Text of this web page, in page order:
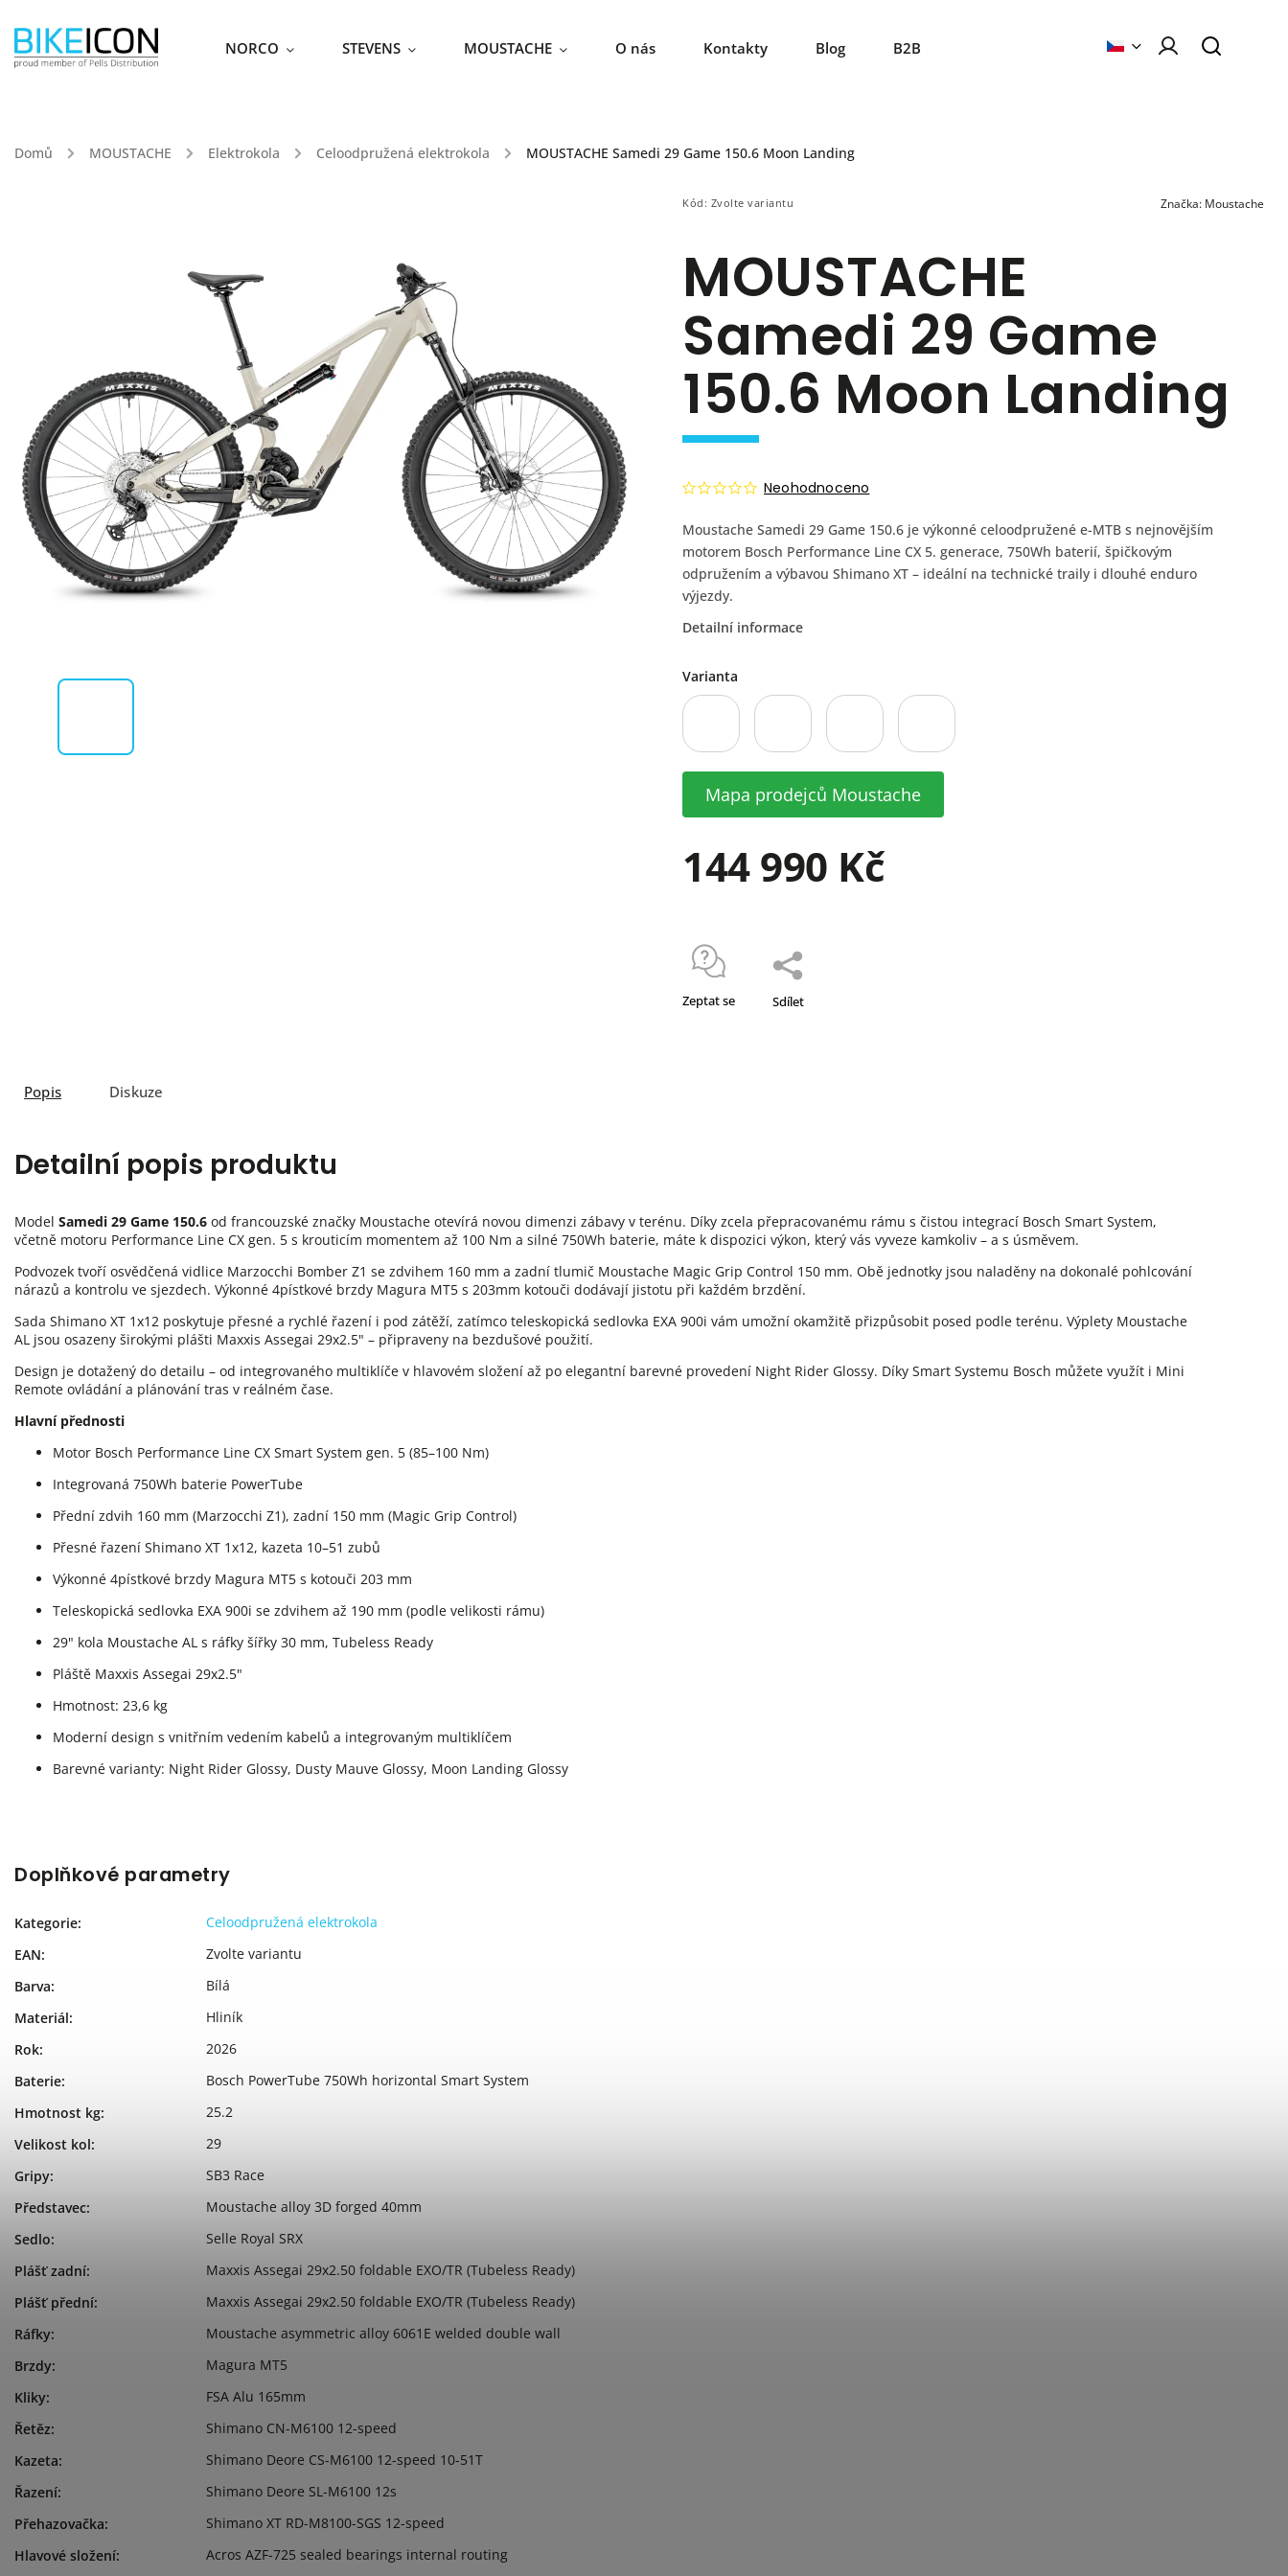
NORCO STEVENS MOUSTACHE O nás Kontakty Blog B2B
Domů / MOUSTACHE / Elektrokola / Celoodpružená elektrokola / MOUSTACHE Samedi 29 Game 150.6 Moon Landing
MOUSTACHE
Samedi 29 Game
150.6 Moon Landing
Kód: Zvolte variantu
Neohodnoceno
Moustache Samedi 29 Game 150.6 je výkonné celoodpružené e-MTB s nejnovějším
motorem Bosch Performance Line CX 5. generace, 750Wh baterií, špičkovým
odpružením a výbavou Shimano XT – ideální na technické traily i dlouhé enduro
výjezdy.
Detailní informace
Značka: Moustache
Varianta
Mapa prodejců Moustache
144 990 Kč
Zeptat se Sdílet
Popis Diskuze
Detailní popis produktu
Model Samedi 29 Game 150.6 od francouzské značky Moustache otevírá novou dimenzi zábavy v terénu. Díky zcela přepracovanému rámu s čistou integrací Bosch Smart System,
včetně motoru Performance Line CX gen. 5 s krouticím momentem až 100 Nm a silné 750Wh baterie, máte k dispozici výkon, který vás vyveze kamkoliv – a s úsměvem.
Podvozek tvoří osvědčená vidlice Marzocchi Bomber Z1 se zdvihem 160 mm a zadní tlumič Moustache Magic Grip Control 150 mm. Obě jednotky jsou naladěny na dokonalé pohlcování
nárazů a kontrolu ve sjezdech. Výkonné 4pístkové brzdy Magura MT5 s 203mm kotouči dodávají jistotu při každém brzdění.
Sada Shimano XT 1x12 poskytuje přesné a rychlé řazení i pod zátěží, zatímco teleskopická sedlovka EXA 900i vám umožní okamžitě přizpůsobit posed podle terénu. Výplety Moustache
AL jsou osazeny širokými plášti Maxxis Assegai 29x2.5" – připraveny na bezdušové použití.
Design je dotažený do detailu – od integrovaného multiklíče v hlavovém složení až po elegantní barevné provedení Night Rider Glossy. Díky Smart Systemu Bosch můžete využít i Mini
Remote ovládání a plánování tras v reálném čase.
Hlavní přednosti
Motor Bosch Performance Line CX Smart System gen. 5 (85–100 Nm)
Integrovaná 750Wh baterie PowerTube
Přední zdvih 160 mm (Marzocchi Z1), zadní 150 mm (Magic Grip Control)
Přesné řazení Shimano XT 1x12, kazeta 10–51 zubů
Výkonné 4pístkové brzdy Magura MT5 s kotouči 203 mm
Teleskopická sedlovka EXA 900i se zdvihem až 190 mm (podle velikosti rámu)
29" kola Moustache AL s ráfky šířky 30 mm, Tubeless Ready
Pláště Maxxis Assegai 29x2.5"
Hmotnost: 23,6 kg
Moderní design s vnitřním vedením kabelů a integrovaným multiklíčem
Barevné varianty: Night Rider Glossy, Dusty Mauve Glossy, Moon Landing Glossy
Doplňkové parametry
Kategorie:
Celoodpružená elektrokola
EAN:
Zvolte variantu
Barva:
Bílá
Materiál:
Hliník
Rok:
2026
Baterie:
Bosch PowerTube 750Wh horizontal Smart System
Hmotnost kg:
25.2
Velikost kol:
29
Gripy:
SB3 Race
Představec:
Moustache alloy 3D forged 40mm
Sedlo:
Selle Royal SRX
Plášť zadní:
Maxxis Assegai 29x2.50 foldable EXO/TR (Tubeless Ready)
Plášť přední:
Maxxis Assegai 29x2.50 foldable EXO/TR (Tubeless Ready)
Ráfky:
Moustache asymmetric alloy 6061E welded double wall
Brzdy:
Magura MT5
Kliky:
FSA Alu 165mm
Řetěz:
Shimano CN-M6100 12-speed
Kazeta:
Shimano Deore CS-M6100 12-speed 10-51T
Řazení:
Shimano Deore SL-M6100 12s
Přehazovačka:
Shimano XT RD-M8100-SGS 12-speed
Hlavové složení: Acros AZF-725 sealed bearings internal routing